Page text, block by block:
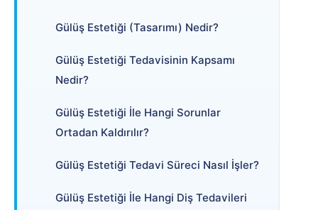
Gülüş Estetiği (Tasarımı) Nedir?
Gülüş Estetiği Tedavisinin Kapsamı
Nedir?
Gülüş Estetiği İle Hangi Sorunlar
Ortadan Kaldırılır?
Gülüş Estetiği Tedavi Süreci Nasıl İşler?
Gülüş Estetiği İle Hangi Diş Tedavileri